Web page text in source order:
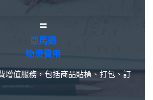
=
亞馬遜
物流費用
增值服務，包括商品貼標、打包、訂